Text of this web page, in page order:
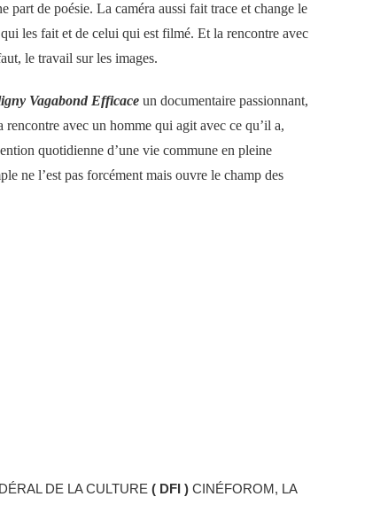
part de poésie. La caméra aussi fait trace et change le
les fait et de celui qui est filmé. Et la rencontre avec
le travail sur les images.
Vagabond Efficace un documentaire passionnant,
rencontre avec un homme qui agit avec ce qu’il a,
quotidienne d’une vie commune en pleine
ne l’est pas forcément mais ouvre le champ des
DE LA CULTURE ( DFI ) CINÉFOROM, LA